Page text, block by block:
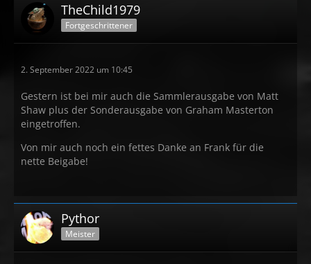
TheChild1979
Fortgeschrittener
2. September 2022 um 10:45
Gestern ist bei mir auch die Sammlerausgabe von Matt
Shaw plus der Sonderausgabe von Graham Masterton
eingetroffen.
Von mir auch noch ein fettes Danke an Frank für die
nette Beigabe!
Pythor
Meister